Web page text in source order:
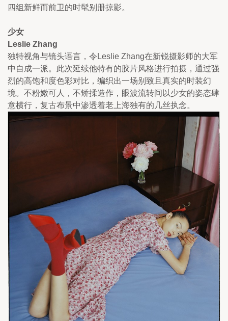
四组新鲜而前卫的时髦别册掠影。
少女
Leslie Zhang
独特视角与镜头语言，令Leslie Zhang在新锐摄影师的大军
中自成一派。此次延续他特有的胶片风格进行拍摄，通过强
烈的高饱和度色彩对比，编织出一场别致且真实的时装幻
境。不粉嫩可人，不矫揉造作，眼波流转间以少女的姿态肆
意横行，复古布景中渗透着老上海独有的几丝执念。